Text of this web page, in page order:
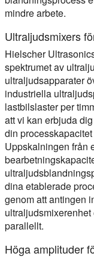
mindre arbete.
Ultraljudsmixers
Hielscher
spektrumet av
ultraljudsapparater
industriella
lastbilslaster per
att vi kan erbjuda
din
Uppskalningen från
dina etablerade
genom att antingen
parallellt.
Höga amplituder